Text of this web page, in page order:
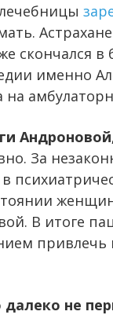
скончался
именно
За
В итоге
привлечь
не